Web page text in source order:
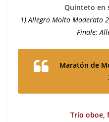
Quinteto en
1) Allegro Molto Moderato
Finale:
Maratón de
Trío oboe,